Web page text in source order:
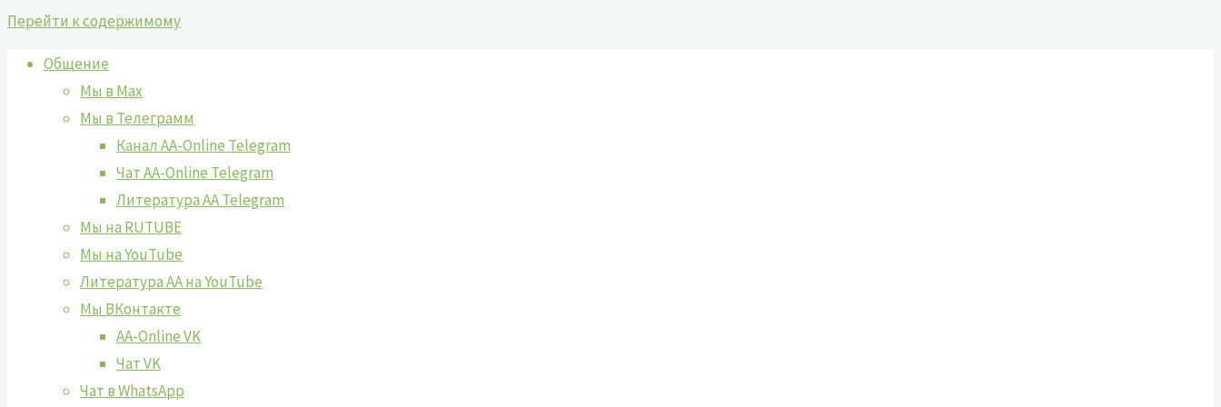
Перейти к содержимому
Общение
Мы в Max
Мы в Телеграмм
Канал AA-Online Telegram
Чат AA-Online Telegram
Литература АА Telegram
Мы на RUTUBE
Мы на YouTube
Литература АА на YouTube
Мы ВКонтакте
AA-Online VK
Чат VK
Чат в WhatsApp